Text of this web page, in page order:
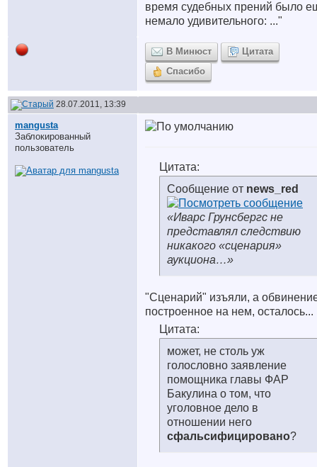
время судебных прений было
немало удивительного: ..."
В Минюст
Цитата
Спасибо
28.07.2011, 13:39
mangusta
Заблокированный
пользователь
Цитата:
Сообщение от news_red
«Иварс Грунсбергс не
представлял следствию
никакого «сценария»
аукциона…»
"Сценарий" изъяли, а
построенное на нем, осталось...
Цитата:
может, не столь уж
голословно заявление
помощника главы ФАР
Бакулина о том, что
уголовное дело в
отношении него
сфальсифицировано?